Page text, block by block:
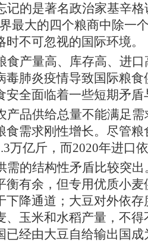
记的是著名政治家基辛格
最大的四个粮商中除一
不可忽视的国际环境。
食产量高、库存高、进
毒肺炎疫情导致国际粮
安全面临着一些短期矛盾
产品供给总量不能满足
食需求刚性增长。尽管
万亿斤，而2020年进口
需的结构性矛盾比较突
衡有余，但专用优质小
下降通道；大豆对外依存
、玉米和水稻产量，不
已经由大豆自给输出国成